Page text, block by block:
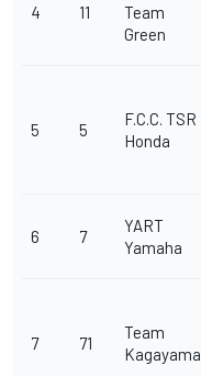
4 11
Team
Green
5 5
F.C.C. TSR
Honda
6 7
YART
Yamaha
7 71
Team
Kagayama